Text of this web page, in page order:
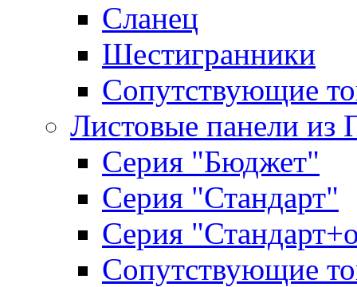
Сланец
Шестигранники
Сопутствующие
Листовые панели из
Серия "Бюджет"
Серия "Стандарт"
Серия
Сопутствующие